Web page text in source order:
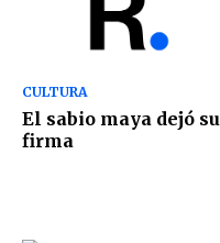
CULTURA
El sabio maya dejó su
firma